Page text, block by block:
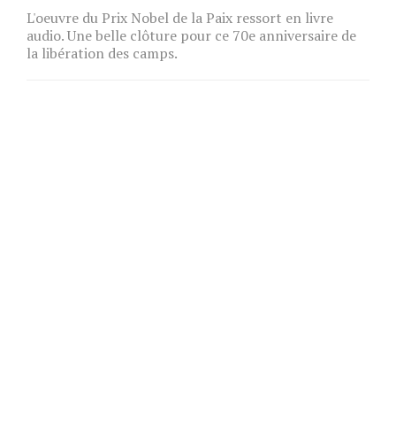
L'oeuvre du Prix Nobel de la Paix ressort en livre
audio. Une belle clôture pour ce 70e anniversaire de
la libération des camps.